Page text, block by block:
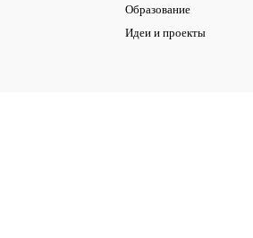
Образование
Идеи и проекты